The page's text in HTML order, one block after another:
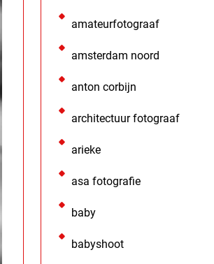
amateurfotograaf
amsterdam noord
anton corbijn
architectuur fotograaf
arieke
asa fotografie
baby
babyshoot